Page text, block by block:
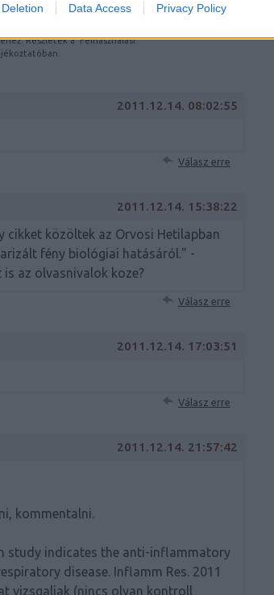
Data Access Privacy Policy
tartalomnak minősülnek,
Részletek aFelhasználási
2011.12.14. 08:02:55
Válasz erre
2011.12.14. 15:38:22
cikket közöltek az Orvosi Hetilapban
fény biológiai hatásáról." -
az olvasnivalok koze?
Válasz erre
2011.12.14. 17:03:51
Válasz erre
2011.12.14. 21:57:42
kommentalni.
study indicates the anti-inflammatory
disease. Inflamm Res. 2011
vizsgaljak (nincs olyan kontroll